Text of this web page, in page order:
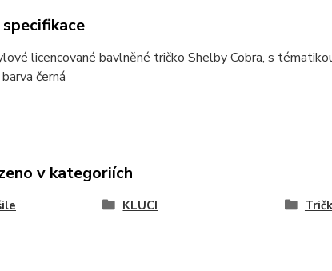
licencované bavlněné tričko Shelby Cobra, s
černá
v kategoriích
KLUCI